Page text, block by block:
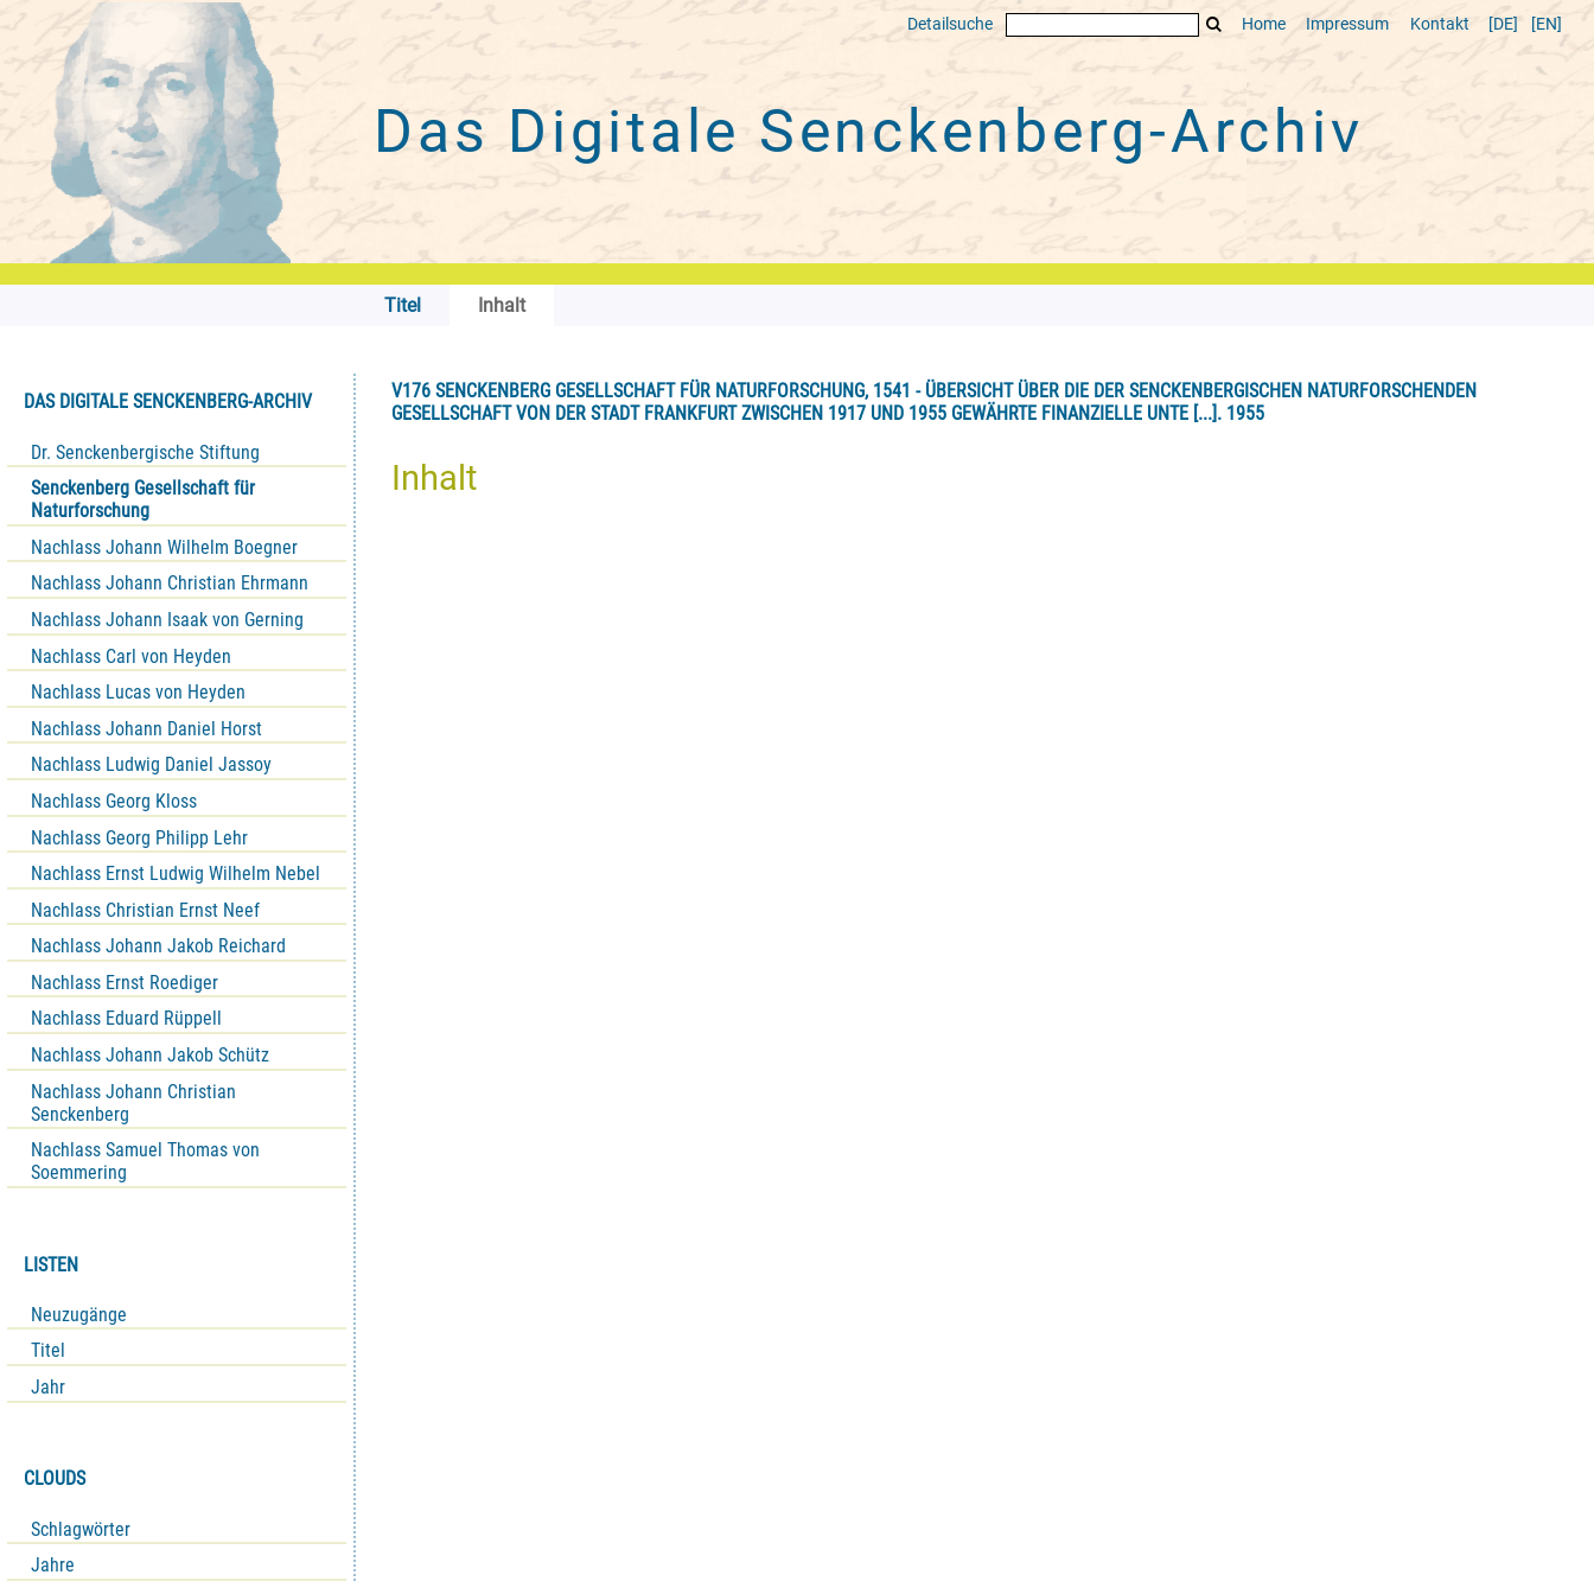
Detailsuche Home Impressum Kontakt [DE] [EN]
Das Digitale Senckenberg-Archiv
Titel Inhalt
DAS DIGITALE SENCKENBERG-ARCHIV
Dr. Senckenbergische Stiftung
Senckenberg Gesellschaft für
Naturforschung
Nachlass Johann Wilhelm Boegner
Nachlass Johann Christian Ehrmann
Nachlass Johann Isaak von Gerning
Nachlass Carl von Heyden
Nachlass Lucas von Heyden
Nachlass Johann Daniel Horst
Nachlass Ludwig Daniel Jassoy
Nachlass Georg Kloss
Nachlass Georg Philipp Lehr
Nachlass Ernst Ludwig Wilhelm Nebel
Nachlass Christian Ernst Neef
Nachlass Johann Jakob Reichard
Nachlass Ernst Roediger
Nachlass Eduard Rüppell
Nachlass Johann Jakob Schütz
Nachlass Johann Christian
Senckenberg
Nachlass Samuel Thomas von
Soemmering
LISTEN
Neuzugänge
Titel
Jahr
CLOUDS
Schlagwörter
Jahre
V176 SENCKENBERG GESELLSCHAFT FÜR NATURFORSCHUNG, 1541 - ÜBERSICHT ÜBER DIE DER SENCKENBERGISCHEN NATURFORSCHENDEN
GESELLSCHAFT VON DER STADT FRANKFURT ZWISCHEN 1917 UND 1955 GEWÄHRTE FINANZIELLE UNTE [...]. 1955
Inhalt